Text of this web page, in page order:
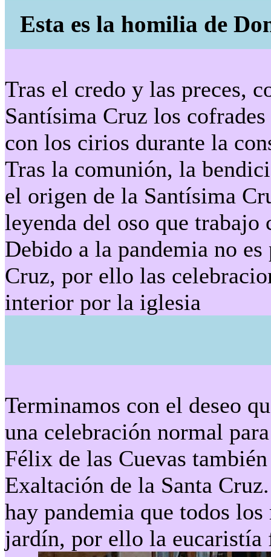
Esta es la homilia de
Tras el credo y las preces,
Santísima Cruz los
con los cirios durante la
Tras la comunión, la
el origen de la Santísima
leyenda del oso que trabajo
Debido a la pandemia no
Cruz, por ello las
interior por la iglesia
Terminamos con el deseo
una celebración normal
Félix de las Cuevas
Exaltación de la Santa
hay pandemia que todos
jardín, por ello la eucaristía